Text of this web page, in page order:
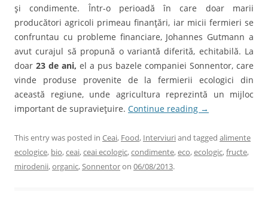
şi condimente. Într-o perioadă în care doar marii
producători agricoli primeau finanţări, iar micii fermieri se
confruntau cu probleme financiare, Johannes Gutmann a
avut curajul să propună o variantă diferită, echitabilă. La
doar 23 de ani, el a pus bazele companiei Sonnentor, care
vinde produse provenite de la fermierii ecologici din
această regiune, unde agricultura reprezintă un mijloc
important de supravieţuire. Continue reading →
This entry was posted in Ceai, Food, Interviuriand tagged alimente
ecologice, bio,ceai,ceai ecologic,condimente,eco,ecologic,fructe,
mirodenii,organic,Sonnentoron 06/08/2013.